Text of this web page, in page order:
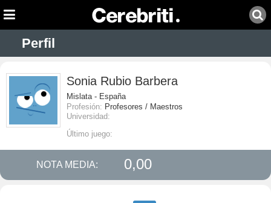
Perfil
Sonia Rubio Barbera
Mislata - España
Profesión: Profesores / Maestros
Universidad:
Último juego:
NOTA MEDIA: 0,00